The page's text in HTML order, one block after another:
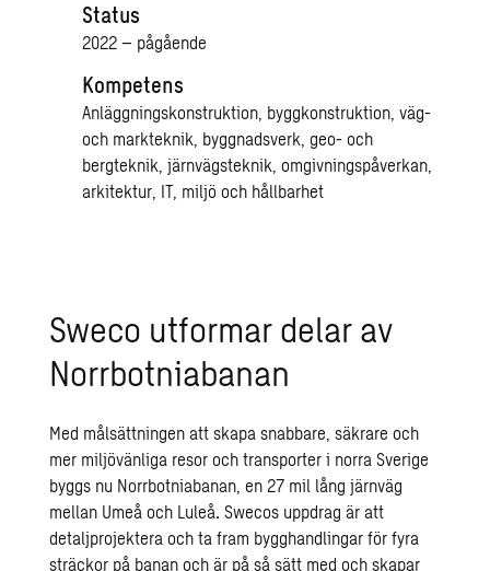
Status
2022 – pågående
Kompetens
Anläggningskonstruktion, byggkonstruktion, väg-
och markteknik, byggnadsverk, geo- och
bergteknik, järnvägsteknik, omgivningspåverkan,
arkitektur, IT, miljö och hållbarhet
Sweco utformar delar av
Norrbotniabanan
Med målsättningen att skapa snabbare, säkrare och
mer miljövänliga resor och transporter i norra Sverige
byggs nu Norrbotniabanan, en 27 mil lång järnväg
mellan Umeå och Luleå .Swecos uppdrag är att
detaljprojektera och ta fram bygghandlingar för fyra
sträckor på banan och är på så sätt med och skapar